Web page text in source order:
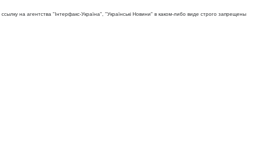
на агентства "Iнтерфакс-Україна", "Українськi Новини" в каком-либо виде строго запрещены